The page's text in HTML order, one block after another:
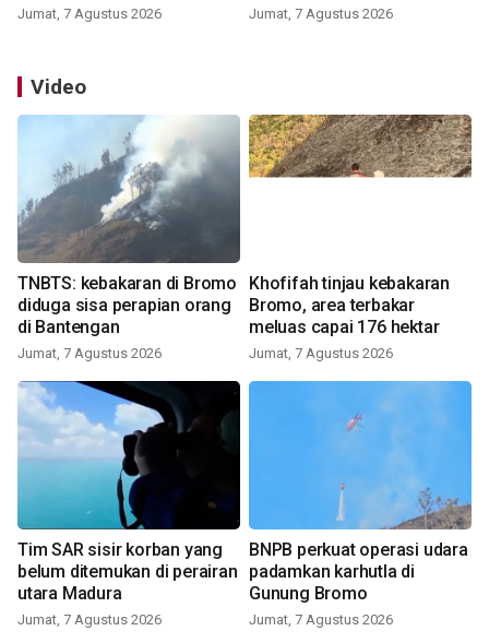
Jumat, 7 Agustus 2026 Jumat, 7 Agustus 2026
Video
TNBTS: kebakaran di Bromo
diduga sisa perapian orang
di Bantengan
Jumat, 7 Agustus 2026
Khofifah tinjau kebakaran
Bromo, area terbakar
meluas capai 176 hektar
Jumat, 7 Agustus 2026
Tim SAR sisir korban yang
belum ditemukan di perairan
utara Madura
Jumat, 7 Agustus 2026
BNPB perkuat operasi udara
padamkan karhutla di
Gunung Bromo
Jumat, 7 Agustus 2026